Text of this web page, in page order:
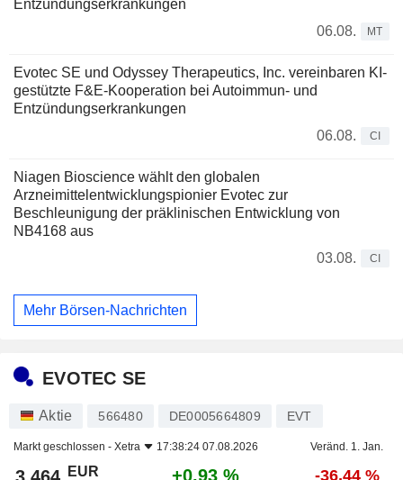
Entzündungserkrankungen
06.08.
MT
Evotec SE und Odyssey Therapeutics, Inc. vereinbaren KI-
gestützte F&E-Kooperation bei Autoimmun- und
Entzündungserkrankungen
06.08.
CI
Niagen Bioscience wählt den globalen
Arzneimittelentwicklungspionier Evotec zur
Beschleunigung der präklinischen Entwicklung von
NB4168 aus
03.08.
CI
Mehr Börsen-Nachrichten
EVOTEC SE
Aktie 566480 DE0005664809 EVT
Markt geschlossen - Xetra 17:38:24 07.08.2026 Veränd. 1. Jan.
EUR +0,93 % -36,44 %